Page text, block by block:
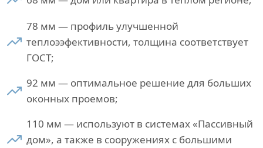
78 мм — профиль улучшенной
теплоээфективности, толщина соответствует
ГОСТ;
92 мм — оптимальное решение для больших
оконных проемов;
110 мм — используют в системах «Пассивный
дом», а также в сооружениях с большими